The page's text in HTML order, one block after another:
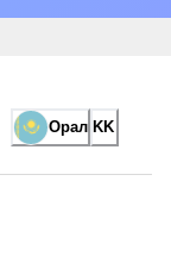
Орал KK